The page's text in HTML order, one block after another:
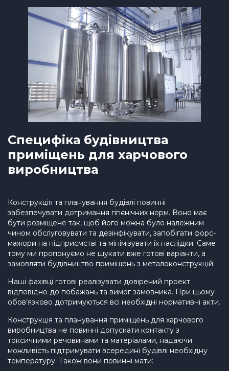
Специфіка будівництва
приміщень для харчового
виробництва
Конструкція та планування будівлі повинні
забезпечувати дотримання гігієнічних норм. Воно має
бути розміщене так, щоб його можна було належним
чином обслуговувати та дезінфікувати, запобігати форс-
мажори на підприємстві та мінімізувати їх наслідки. Саме
тому ми пропонуємо не шукати вже готові варіанти, а
замовляти будівництво приміщень з металоконструкцій.
Наші фахівці готові реалізувати довірений проект
відповідно до побажань та вимог замовника. При цьому
обов’язково дотримуються всі необхідні нормативні акти.
Конструкція та планування приміщень для харчового
виробництва не повинні допускати контакту з
токсичними речовинами та матеріалами, надаючи
можливість підтримувати всередині будівлі необхідну
температуру. Також вони повинні мати: